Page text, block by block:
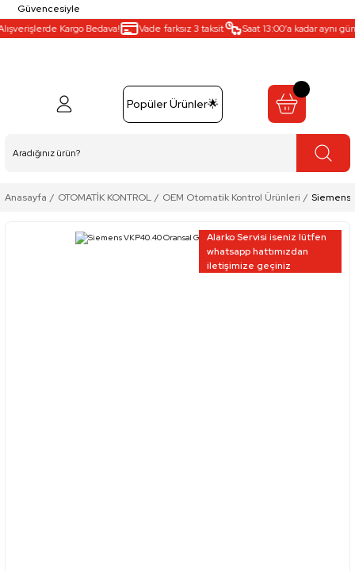
Güvencesiyle
Kargo Bedava!
Vade farksız 3 taksit Saat 13:00’a kadar aynı gün
Popüler Ürünler🌟
Anasayfa OTOMATİK KONTROL OEM Otomatik Kontrol Ürünleri Siemens
Alarko Servisi iseniz lütfen
whatsapp hattımızdan
iletişimize geçiniz